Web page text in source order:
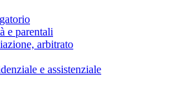
e parentali
arbitrato
e assistenziale